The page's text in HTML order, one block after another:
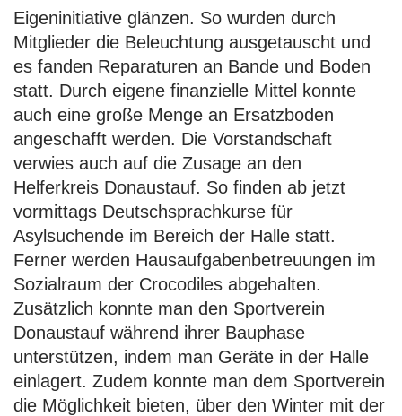
Eigeninitiative glänzen. So wurden durch
Mitglieder die Beleuchtung ausgetauscht und
es fanden Reparaturen an Bande und Boden
statt. Durch eigene finanzielle Mittel konnte
auch eine große Menge an Ersatzboden
angeschafft werden. Die Vorstandschaft
verwies auch auf die Zusage an den
Helferkreis Donaustauf. So finden ab jetzt
vormittags Deutschsprachkurse für
Asylsuchende im Bereich der Halle statt.
Ferner werden Hausaufgabenbetreuungen im
Sozialraum der Crocodiles abgehalten.
Zusätzlich konnte man den Sportverein
Donaustauf während ihrer Bauphase
unterstützen, indem man Geräte in der Halle
einlagert. Zudem konnte man dem Sportverein
die Möglichkeit bieten, über den Winter mit der